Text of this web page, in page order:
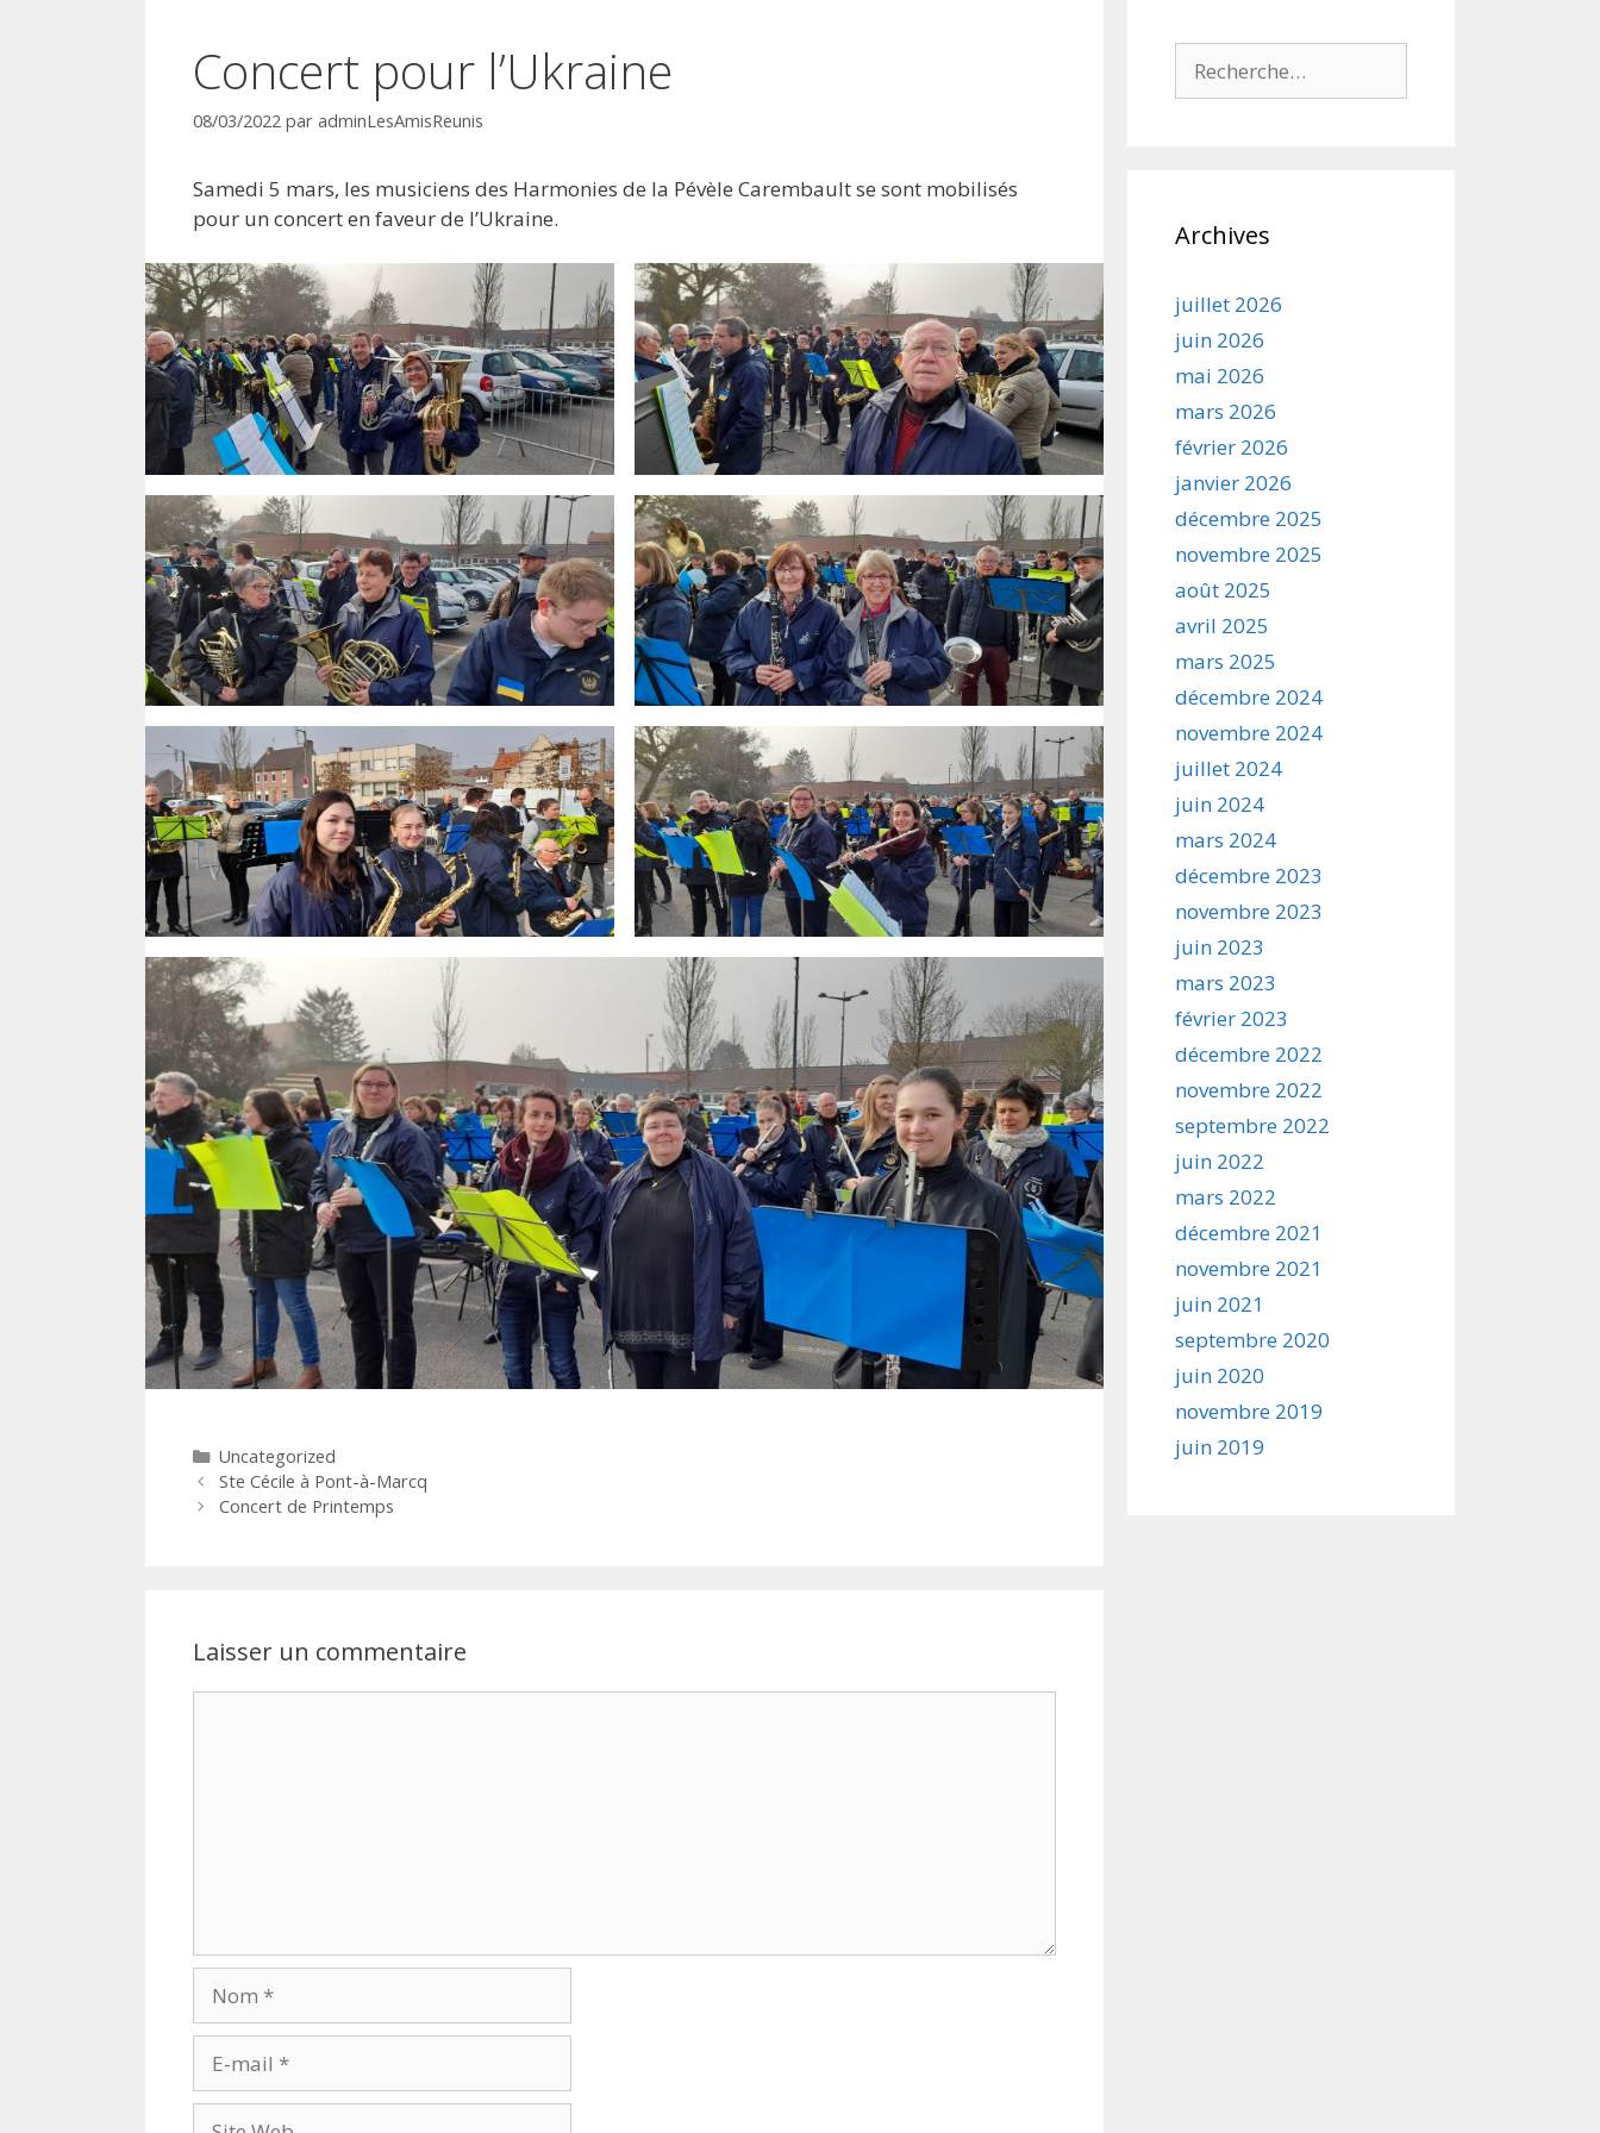
Concert pour l’Ukraine
08/03/2022 par adminLesAmisReunis
Samedi 5 mars, les musiciens des Harmonies de la Pévèle Carembault se sont mobilisés
pour un concert en faveur de l’Ukraine.
Catégories
Uncategorized
Navigation
des
Ste Cécile à Pont-à-Marcq
Concert de Printemps
Laisser un commentaire
mail
Archives
juillet 2026
juin 2026
mai 2026
mars 2026
février 2026
janvier 2026
décembre 2025
novembre 2025
août 2025
avril 2025
mars 2025
décembre 2024
novembre 2024
juillet 2024
juin 2024
mars 2024
décembre 2023
novembre 2023
juin 2023
mars 2023
février 2023
décembre 2022
novembre 2022
septembre 2022
juin 2022
mars 2022
décembre 2021
novembre 2021
juin 2021
septembre 2020
juin 2020
novembre 2019
juin 2019